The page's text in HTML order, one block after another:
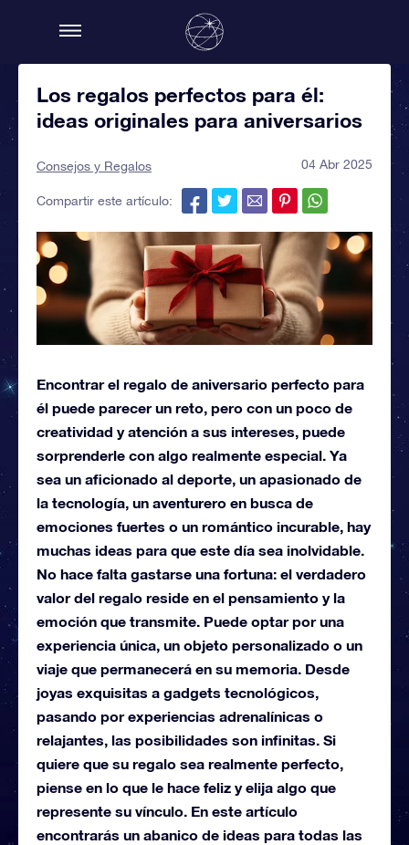
Los regalos perfectos para él:
ideas originales para aniversarios
Consejos y Regalos 04 Abr 2025
Compartir este artículo:
Encontrar el regalo de aniversario perfecto para
él puede parecer un reto, pero con un poco de
creatividad y atención a sus intereses, puede
sorprenderle con algo realmente especial. Ya
sea un aficionado al deporte, un apasionado de
la tecnología, un aventurero en busca de
emociones fuertes o un romántico incurable, hay
muchas ideas para que este día sea inolvidable.
No hace falta gastarse una fortuna: el verdadero
valor del regalo reside en el pensamiento y la
emoción que transmite. Puede optar por una
experiencia única, un objeto personalizado o un
viaje que permanecerá en su memoria. Desde
joyas exquisitas a gadgets tecnológicos,
pasando por experiencias adrenalínicas o
relajantes, las posibilidades son infinitas. Si
quiere que su regalo sea realmente perfecto,
piense en lo que le hace feliz y elija algo que
represente su vínculo. En este artículo
encontrarás un abanico de ideas para todas las